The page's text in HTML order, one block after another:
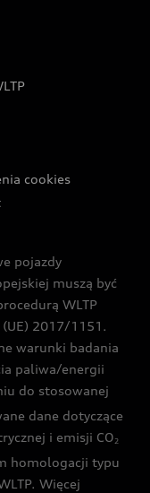
Warszawie
w
cookies
pojazdy
muszą być
WLTP
2017/1151.
warunki badania
paliwa/energii
do stosowanej
dane dotyczące
i emisji CO2
homologacji typu
Więcej